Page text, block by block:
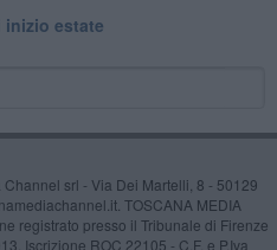
estate
srl - Via Dei Martelli, 8 - 50129
TOSCANA MEDIA
registrato presso il Tribunale di Firenze
Iscrizione ROC 22105 - C.F. e P.Iva